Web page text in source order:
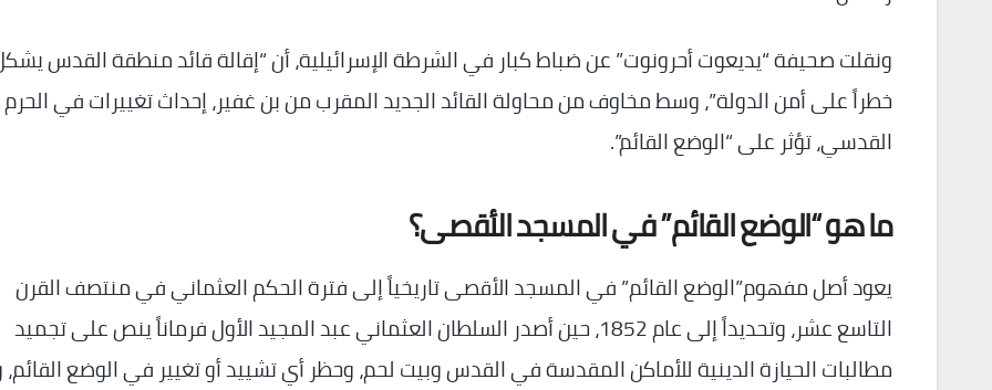
ونقلت صحيفة “يديعوت أحرونوت” عن ضباط كبار في الشرطة الإسرائيلية، أن “إقالة قائد منطقة القدس
خطراً على أمن الدولة”، وسط مخاوف من محاولة القائد الجديد المقرب من بن غفير، إحداث تغييرات في الحرم
القدسي، تؤثر على “الوضع القائم”.
ما هو “الوضع القائم” في المسجد الأقصى؟
يعود أصل مفهوم”الوضع القائم” في المسجد الأقصى تاريخياً إلى فترة الحكم العثماني في منتصف القرن
التاسع عشر، وتحديداً إلى عام 1852، حين أصدر السلطان العثماني عبد المجيد الأول فرماناً ينص على تجميد
مطالبات الحيازة الدينية للأماكن المقدسة في القدس وبيت لحم، وحظر أي تشييد أو تغيير في الوضع